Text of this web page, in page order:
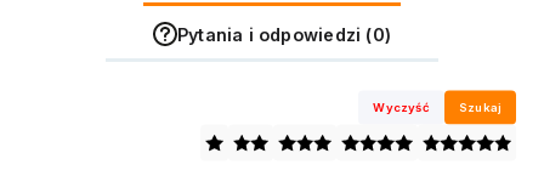
Pytania i odpowiedzi (0)
Wyczyść Szukaj